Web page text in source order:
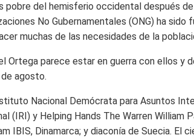
pobre del hemisferio occidental después
No Gubernamentales (ONG) ha sido
muchas de las necesidades de la
Ortega parece estar en guerra con ellos y
agosto.
Nacional Demócrata para Asuntos
(IRI) y Helping Hands The Warren William
IBIS, Dinamarca; y diaconía de Suecia. El